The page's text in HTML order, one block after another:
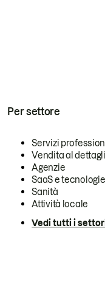
Per settore
Servizi
Vendita al
Agenzie
SaaS e
Sanità
Attività locale
Vedi tutti i